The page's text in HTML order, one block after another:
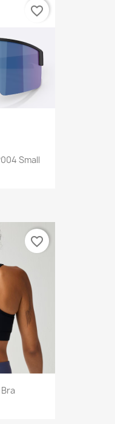
Small
favorite_border
favorite_border